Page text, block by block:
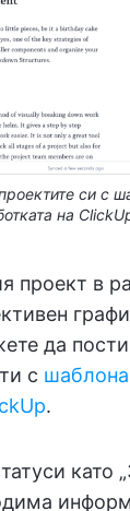
си с
на
проект в
да
с шаблона
.
като